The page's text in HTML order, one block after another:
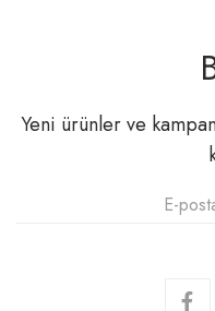
Yeni ürünler ve